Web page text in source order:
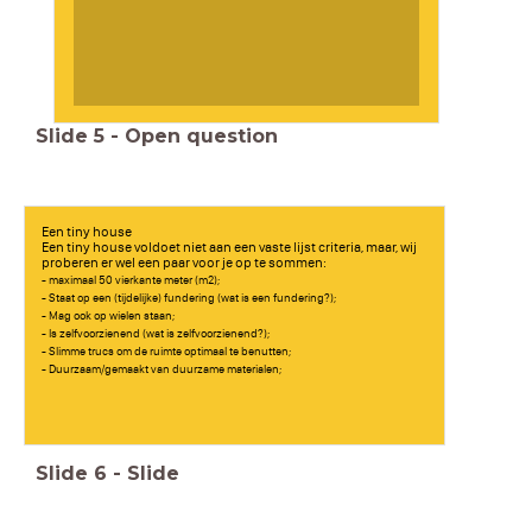
Slide 5 - Open question
Een tiny house
Een tiny house voldoet niet aan een vaste lijst criteria, maar, wij
proberen er wel een paar voor je op te sommen:
- maximaal 50 vierkante meter (m2);
- Staat op een (tijdelijke) fundering (wat is een fundering?);
- Mag ook op wielen staan;
- Is zelfvoorzienend (wat is zelfvoorzienend?);
- Slimme trucs om de ruimte optimaal te benutten;
- Duurzaam/gemaakt van duurzame materialen;
Slide 6 - Slide